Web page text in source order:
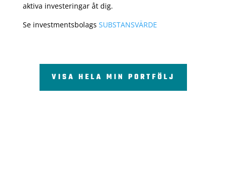
aktiva investeringar åt dig.
Se investmentsbolags SUBSTANSVÄRDE
VISA HELA MIN PORTFÖLJ